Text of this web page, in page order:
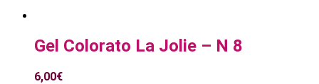
Gel Colorato La Jolie – N 8
6,00€